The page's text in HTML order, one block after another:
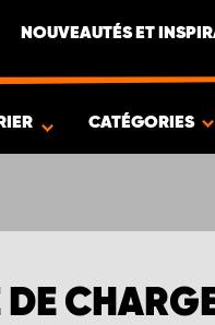
NOUVEAUTÉS ET
CATÉGORIES